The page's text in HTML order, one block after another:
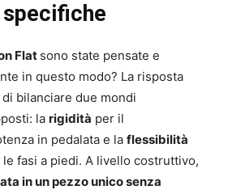
Flat sono state pensate e
in questo modo? La risposta
bilanciare due mondi
la rigidità per il
in pedalata e la flessibilità
fasi a piedi. A livello costruttivo,
in un pezzo unico senza